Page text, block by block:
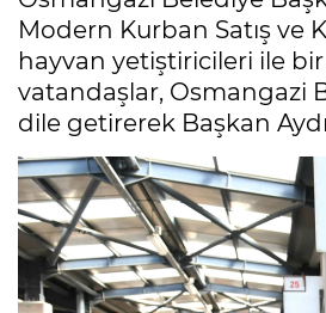
Modern Kurban Satış ve
hayvan yetiştiricileri ile
vatandaşlar, Osmangazi
dile getirerek Başkan